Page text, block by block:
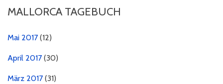
MALLORCA TAGEBUCH
Mai 2017 (12)
April 2017 (30)
März 2017 (31)